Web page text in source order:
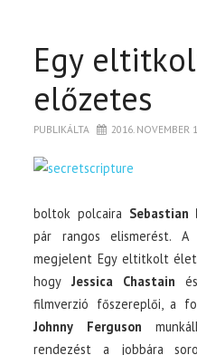
Egy
előzetes
PUBLIKÁLTA 2016. NOVEMBER
boltok polcaira Sebastian
pár rangos elismerést. A
megjelent Egy eltitkolt
hogy Jessica Chastain és
filmverzió főszereplői, a
Johnny Ferguson
rendezést a jobbára